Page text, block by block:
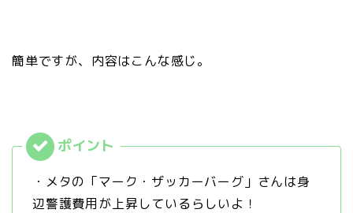
簡単ですが、内容はこんな感じ。
・メタの「マーク・ザッカーバーグ」さんは身
辺警護費用が上昇しているらしいよ！